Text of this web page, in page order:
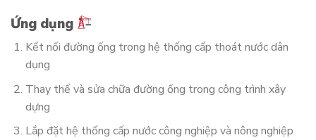
Ứng dụng
Kết nối đường ống trong hệ thống cấp thoát nước dân
dụng
Thay thế và sửa chữa đường ống trong công trình xây
dựng
Lắp đặt hệ thống cấp nước công nghiệp và nông nghiệp